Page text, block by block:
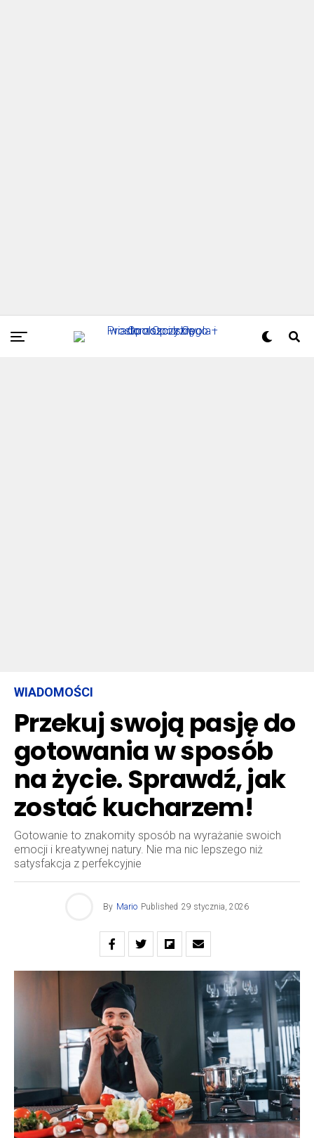
WIADOMOŚCI
Przekuj swoją pasję do
gotowania w sposób
na życie. Sprawdź, jak
zostać kucharzem!
Gotowanie to znakomity sposób na wyrażanie swoich
emocji i kreatywnej natury. Nie ma nic lepszego niż
satysfakcja z perfekcyjnie
By Mario Published 29 stycznia, 2026